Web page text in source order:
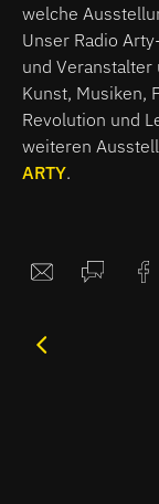
welche
Unser Radio
und
Kunst, Musiken,
Revolution und
weiteren
ARTY.